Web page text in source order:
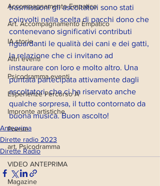
Accompagnamento Empatico
Art. Accompagnamento Empatico
IA storie
Altri eventi
Psicodramma eventi
Esperienze Percorso A
Impronte artistiche
Poesie
art. Psicodramma
VIDEO ANTEPRIMA
Magazine
trasmissioni gli ascoltatori sono stati
coinvolti nella scelta di pacchi dono che
contenevano significativi contributi
riguardanti le qualità dei cani e dei gatti,
la relazione che ci invitano ad
instaurare con loro e molto altro. Una
puntata partecipata attivamente dagli
ascoltatori, che ci ha riservato anche
qualche sorpresa, il tutto contornato da
buona musica. Buon ascolto!
Anteprima
Dirette radio 2023
Dirette Radio